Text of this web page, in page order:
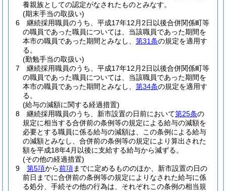
養親族としての認定がなされたものとみなす。
(期末手当の取扱い)
6
継続採用職員のうち、平成17年12月2日以後合併関係町等
の職員であった職員については、当該職員であった期間を
本市の職員であった期間とみなし、 第31条の規定を適用す
る。
(勤勉手当の取扱い)
7
継続採用職員のうち、平成17年12月2日以後合併関係町等
の職員であった職員については、当該職員であった期間を
本市の職員であった期間とみなし、 第34条の規定を適用す
る。
(給与の減額に関する経過措置)
8
継続採用職員のうち、新市設置の日前において第25条の
規定に相当する合併前の条例等の規定による給与の減額を
必要とする職員に係る給与の減額は、この条例による給与
の減額とみなし、合併前の条例等の規定により算出された
額を平成18年4月以後に支給する給与から減ずる。
(その他の経過措置)
9
第5項から前項までに定めるもののほか、新市設置の日の
前日までに合併前の条例等の規定によりなされた給与に係
る処分、手続その他の行為は、それぞれこの条例の相当規